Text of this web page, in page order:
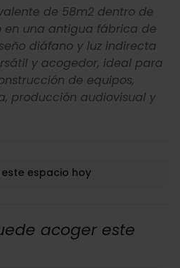
de 58m2 dentro de
en una antigua fábrica de
diáfano y luz indirecta
y acogedor, ideal para
de equipos,
producción audiovisual y
espacio hoy
acoger este